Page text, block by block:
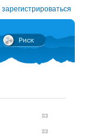
зарегистрироваться